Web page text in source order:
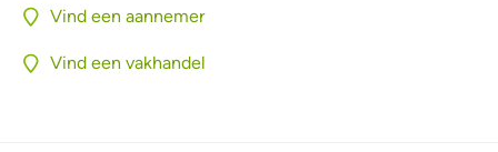
Vind een aannemer
Vind een vakhandel